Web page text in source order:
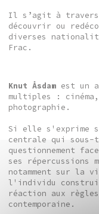
Il s’agit à
découvrir ou
diverses
Frac.
Knut Åsdam est un
multiples :
photographie.
Si elle s'exprime
centrale qui sous-
questionnement
ses répercussions
notamment sur la
l'individu
réaction aux
contemporaine.